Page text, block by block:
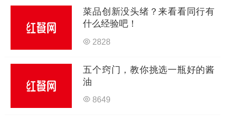
菜品创新没头绪？来看看同行有
什么经验吧！
2828
五个窍门，教你挑选一瓶好的酱
油
8649